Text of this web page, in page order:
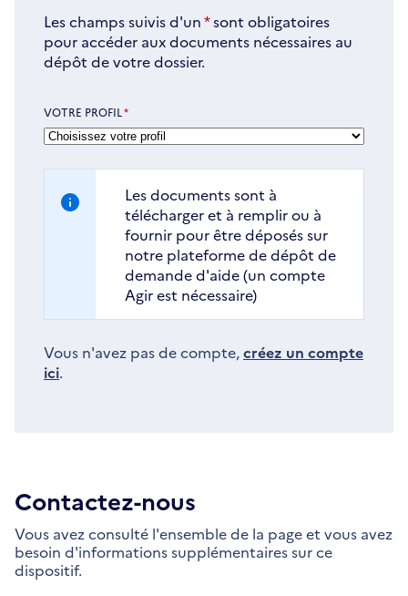
Les champs suivis d'un*sont obligatoires
pour accéder aux documents nécessaires au
dépôt de votre dossier.
VOTRE PROFIL *
Les documents sont à
télécharger et à remplir ou à
fournir pour être déposés sur
notre plateforme de dépôt de
demande d'aide (un compte
Agir est nécessaire)
Vous n'avez pas de compte,créez un compte
ici.
Contactez-nous
Vous avez consulté l'ensemble de la page et vous avez
besoin d'informations supplémentaires sur ce
dispositif.